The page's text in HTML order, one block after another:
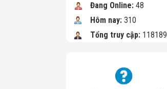
Đang Online: 48
Hôm nay: 310
Tổng truy cập: 118189